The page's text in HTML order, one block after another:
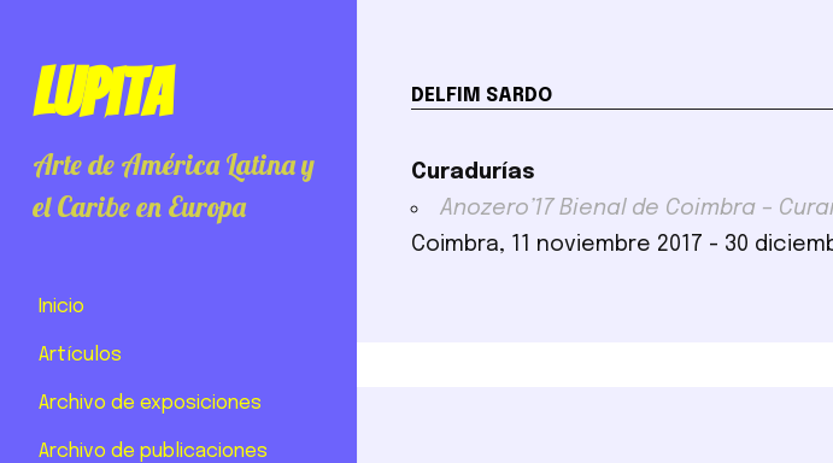
Lupita
Arte de América Latina y
el Caribe en Europa
Inicio
Artículos
Archivo de exposiciones
Archivo de publicaciones
DELFIM SARDO
Curadurías
Anozero’17 Bienal de Coimbra –
Coimbra, 11 noviembre 2017 - 30